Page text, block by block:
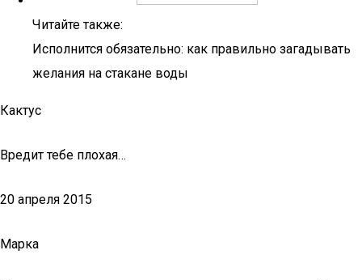
Читайте также:
Исполнится обязательно: как правильно загадывать
желания на стакане воды
Кактус
Вредит тебе плохая…
20 апреля 2015
Марка